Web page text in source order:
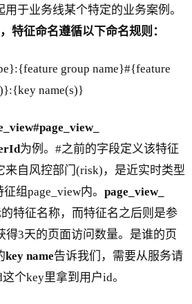
于业务线某个特定的业务案例。
特征命名遵循以下命名规则：
group name}#{feature
name(s)}
为例。#之前的字段定义该特征
来自风控部门(risk)，是近实时类型
组page_view内。 page_view_
特征名称，而特征名之后则是参
得3天的页面访问数量。是谁的页
key name告诉我们，需要从服务请
个key里拿到用户id。